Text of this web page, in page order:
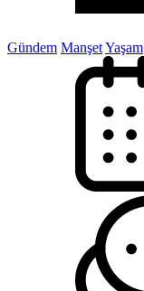
Gündem ManşetYaşam